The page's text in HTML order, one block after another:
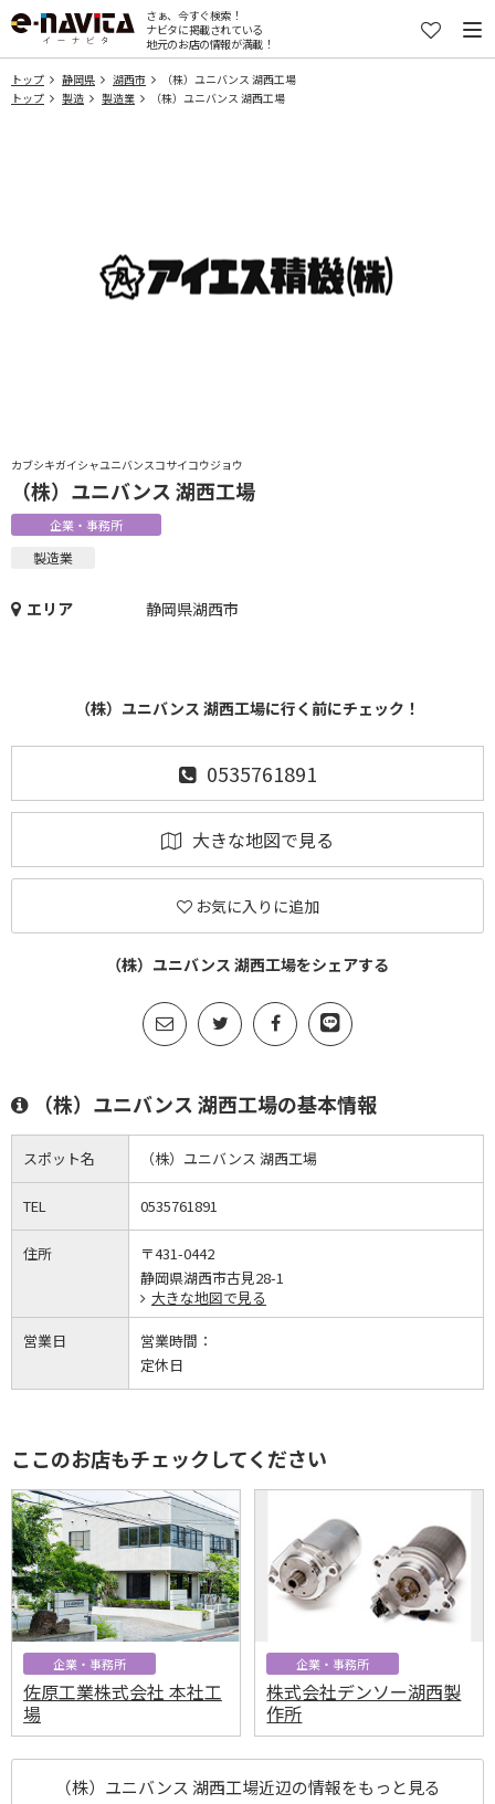
さぁ、今すぐ検索！
ナビタに掲載されている
地元のお店の情報が満載！
トップ 静岡県 湖西市
（株）ユニバンス 湖西工場
トップ
製造 製造業 （株）ユニバンス 湖西工場
カブシキガイシャユニバンスコサイコウジョウ
（株）ユニバンス 湖西工場
企業・事務所
製造業
エリア 静岡県湖西市
（株）ユニバンス 湖西工場に行く前にチェック！
0535761891
大きな地図で見る
お気に入りに追加
（株）ユニバンス 湖西工場をシェアする
（株）ユニバンス 湖西工場の基本情報
スポット名 （株）ユニバンス 湖西工場
TEL 0535761891
住所
〒431-0442
静岡県湖西市古見28-1
大きな地図で見る
営業日
営業時間：
定休日
ここのお店もチェックしてください
企業・事務所
佐原工業株式会社 本社工
場
企業・事務所
株式会社デンソー湖西製
作所
（株）ユニバンス 湖西工場近辺の情報をもっと見る